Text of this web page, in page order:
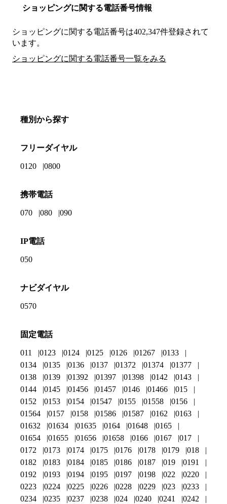
ショッピングに関する電話番号情報
ショッピングに関する電話番号は402,347件登録されて
います。
ショッピングに関する電話番号一覧をみる
種別から探す
フリーダイヤル
0120 0800
携帯電話
070 080 090
IP電話
050
ナビダイヤル
0570
固定電話
011 0123 0124 0125 0126 01267
0133
0134
0135 0136 0137 01372 01374
01377
0138
0139 01392 01397 01398 0142
0143
0144
0145 01456 01457 0146 01466
015
0152
0153 0154 01547 0155 01558
0156
01564
0157 0158 01586 01587 0162
0163
01632
01634 01635 0164 01648
0165
01654
01655 01656 01658 0166 0167
017
0172
0173 0174 0175 0176 0178 0179
018
0182
0183 0184 0185 0186 0187 019
0191
0192
0193 0194 0195 0197 0198 022
0220
0223
0224 0225 0226 0228 0229 023
0233
0234
0235 0237 0238 024 0240 0241 0242